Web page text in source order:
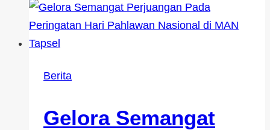
Berita
Gelora Semangat